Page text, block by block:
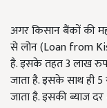
अगर किसान बैंकों की
से लोन (Loan from
है. इसके तहत 3 लाख
जाता है. इसके साथ ही
जाता है. इसकी ब्याज दर